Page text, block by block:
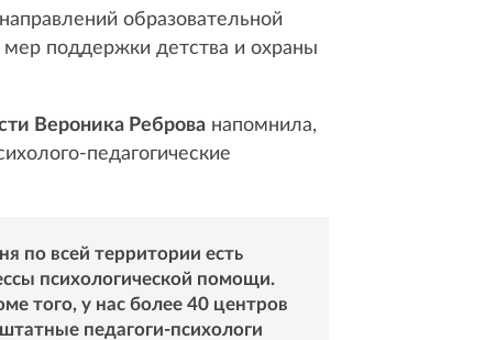
образовательной
мер поддержки детства и охраны
Вероника Реброва напомнила,
педагогические
по всей территории есть
психологической помощи.
того, у нас более 40 центров
педагоги-психологи